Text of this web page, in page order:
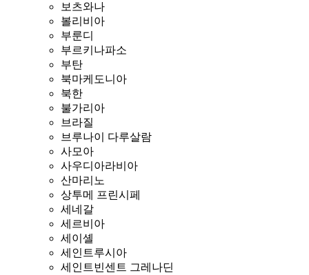
보츠와나
볼리비아
부룬디
부르키나파소
부탄
북마케도니아
북한
불가리아
브라질
브루나이 다루살람
사모아
사우디아라비아
산마리노
상투메 프린시페
세네갈
세르비아
세이셸
세인트루시아
세인트빈센트 그레나딘